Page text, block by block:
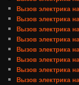
Вызов электрика
Вызов электрика
Вызов электрика
Вызов электрика
Вызов электрика
Вызов электрика
Вызов электрика
Вызов электрика